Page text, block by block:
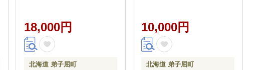
18,000円
北海道 弟子屈町
10,000円
北海道 弟子屈町